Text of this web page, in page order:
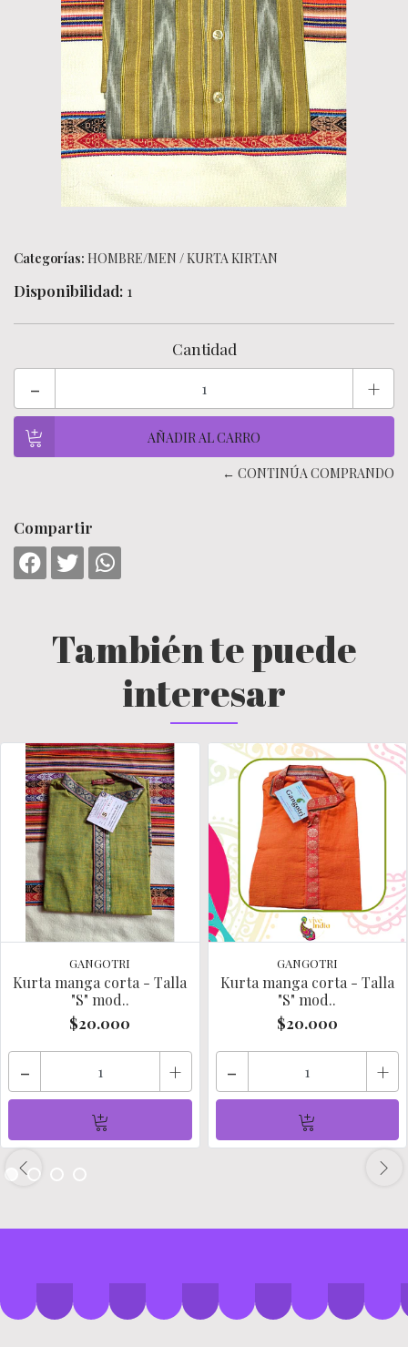
Categorías: HOMBRE/MEN /KURTA KIRTAN
Disponibilidad: 1
Cantidad
- +
← CONTINÚA COMPRANDO
Compartir
También te puede
interesar
GANGOTRI
Kurta manga corta - Talla
"S" mod..
$20.000
- +
GANGOTRI
Kurta manga corta - Talla
"S" mod..
$20.000
- +